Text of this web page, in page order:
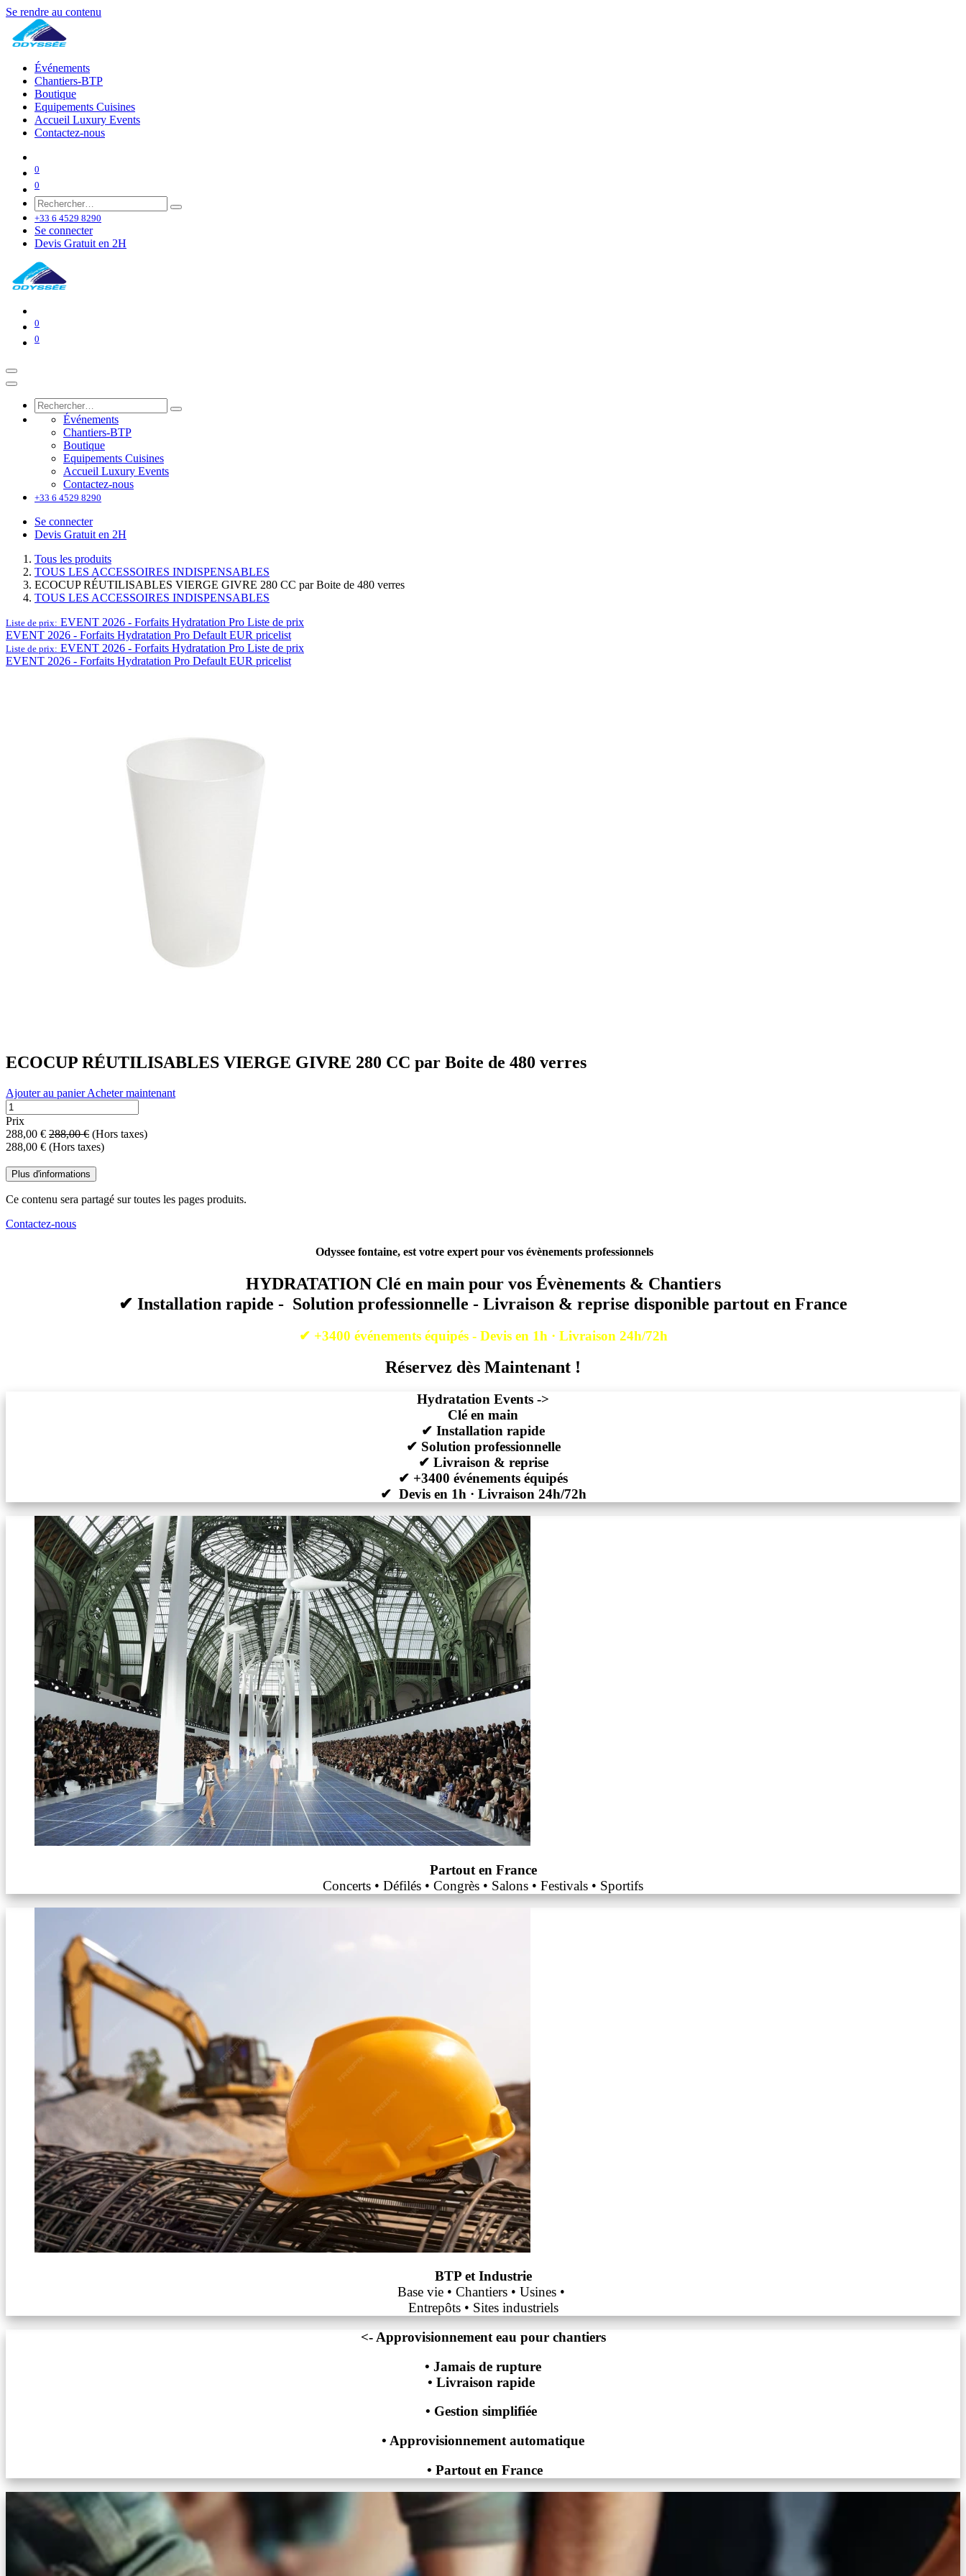
Se rendre au contenu
Événements
Chantiers-BTP
Boutique
Equipements Cuisines
Accueil Luxury Events
Contactez-nous
0
0
+33 6 4529 8290
Se connecter
Devis Gratuit en 2H
0
0
Événements
Chantiers-BTP
Boutique
Equipements Cuisines
Accueil Luxury Events
Contactez-nous
+33 6 4529 8290
Se connecter
Devis Gratuit en 2H
Tous les produits
TOUS LES ACCESSOIRES INDISPENSABLES
ECOCUP RÉUTILISABLES VIERGE GIVRE 280 CC par Boite de 480 verres
TOUS LES ACCESSOIRES INDISPENSABLES
Liste de prix: EVENT 2026 - Forfaits Hydratation Pro Liste de prix
EVENT 2026 - Forfaits Hydratation Pro Default EUR pricelist
Liste de prix: EVENT 2026 - Forfaits Hydratation Pro Liste de prix
EVENT 2026 - Forfaits Hydratation Pro Default EUR pricelist
ECOCUP RÉUTILISABLES VIERGE GIVRE 280 CC par Boite de 480 verres
Ajouter au panier Acheter maintenant
Prix
288,00 € 288,00€ (Hors taxes)
288,00 € (Hors taxes)
Plus d'informations
Ce contenu sera partagé sur toutes les pages produits.
Contactez-nous
Odyssee fontaine, est votre expert pour vos évènements professionnels
HYDRATATION Clé en main pour vos Évènements & Chantiers
✔ Installation rapide - Solution professionnelle - Livraison & reprise disponible partout en France
✔ +3400 événements équipés - Devis en 1h · Livraison 24h/72h
Réservez dès Maintenant !
Hydratation Events ->
Clé en main
✔ Installation rapide
✔ Solution professionnelle
✔ Livraison & reprise
✔ +3400 événements équipés
✔ Devis en 1h · Livraison 24h/72h
Partout en France
Concerts • Défilés • Congrès • Salons • Festivals • Sportifs
BTP et Industrie
Base vie • Chantiers • Usines •
Entrepôts • Sites industriels
<- Approvisionnement eau pour chantiers
• Jamais de rupture
• Livraison rapide
• Gestion simplifiée
• Approvisionnement automatique
• Partout en France